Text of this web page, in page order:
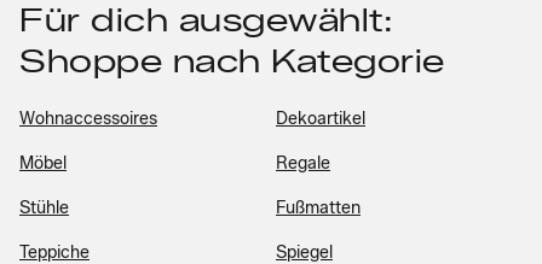
Für dich ausgewählt:
Shoppe nach Kategorie
Wohnaccessoires Dekoartikel
Möbel Regale
Stühle Fußmatten
Teppiche Spiegel